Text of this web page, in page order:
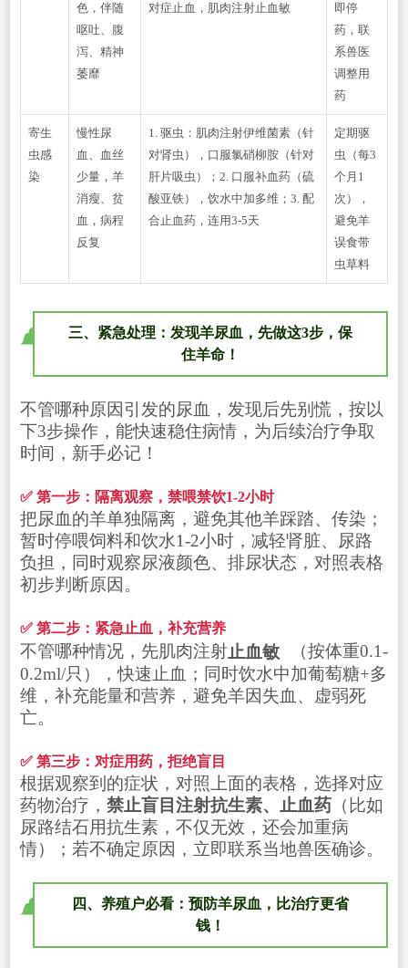
色，伴随
呕吐、腹
泻、精神
萎靡
对症止血，肌肉注射止血敏
即停
药，联
系兽医
调整用
药
寄生
虫感
染
慢性尿
血、血丝
少量，羊
消瘦、贫
血，病程
反复
1. 驱虫：肌肉注射伊维菌素（针
对肾虫），口服氯硝柳胺（针对
肝片吸虫）；2. 口服补血药（硫
酸亚铁），饮水中加多维；3. 配
合止血药，连用3-5天
定期驱
虫（每3
个月1
次），
避免羊
误食带
虫草料
三、紧急处理：发现羊尿血，先做这3步，保
住羊命！
不管哪种原因引发的尿血，发现后先别慌，按以
下3步操作，能快速稳住病情，为后续治疗争取
时间，新手必记！
✅ 第一步：隔离观察，禁喂禁饮1-2小时
把尿血的羊单独隔离，避免其他羊踩踏、传染；
暂时停喂饲料和饮水1-2小时，减轻肾脏、尿路
负担，同时观察尿液颜色、排尿状态，对照表格
初步判断原因。
✅ 第二步：紧急止血，补充营养
不管哪种情况，先肌肉注射 止血敏
（按体重0.1-
0.2ml/只），快速止血；同时饮水中加葡萄糖+多
维，补充能量和营养，避免羊因失血、虚弱死
亡。
✅ 第三步：对症用药，拒绝盲目
根据观察到的症状，对照上面的表格，选择对应
药物治疗， 禁止盲目注射抗生素、止血药（比如
尿路结石用抗生素，不仅无效，还会加重病
情）；若不确定原因，立即联系当地兽医确诊。
四、养殖户必看：预防羊尿血，比治疗更省
钱！